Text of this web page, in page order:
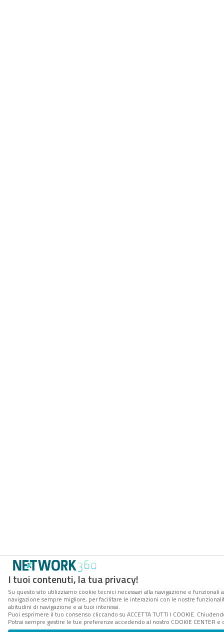
I tuoi contenuti, la tua privacy!
Su questo sito utilizziamo cookie tecnici necessari alla navigazione e
navigazione sempre migliore, per facilitare le interazioni con le nostre
abitudini di navigazione e ai tuoi interessi.
Puoi esprimere il tuo consenso cliccando su ACCETTA TUTTI I COOKIE.
Potrai sempre gestire le tue preferenze accedendo al nostro COOKIE